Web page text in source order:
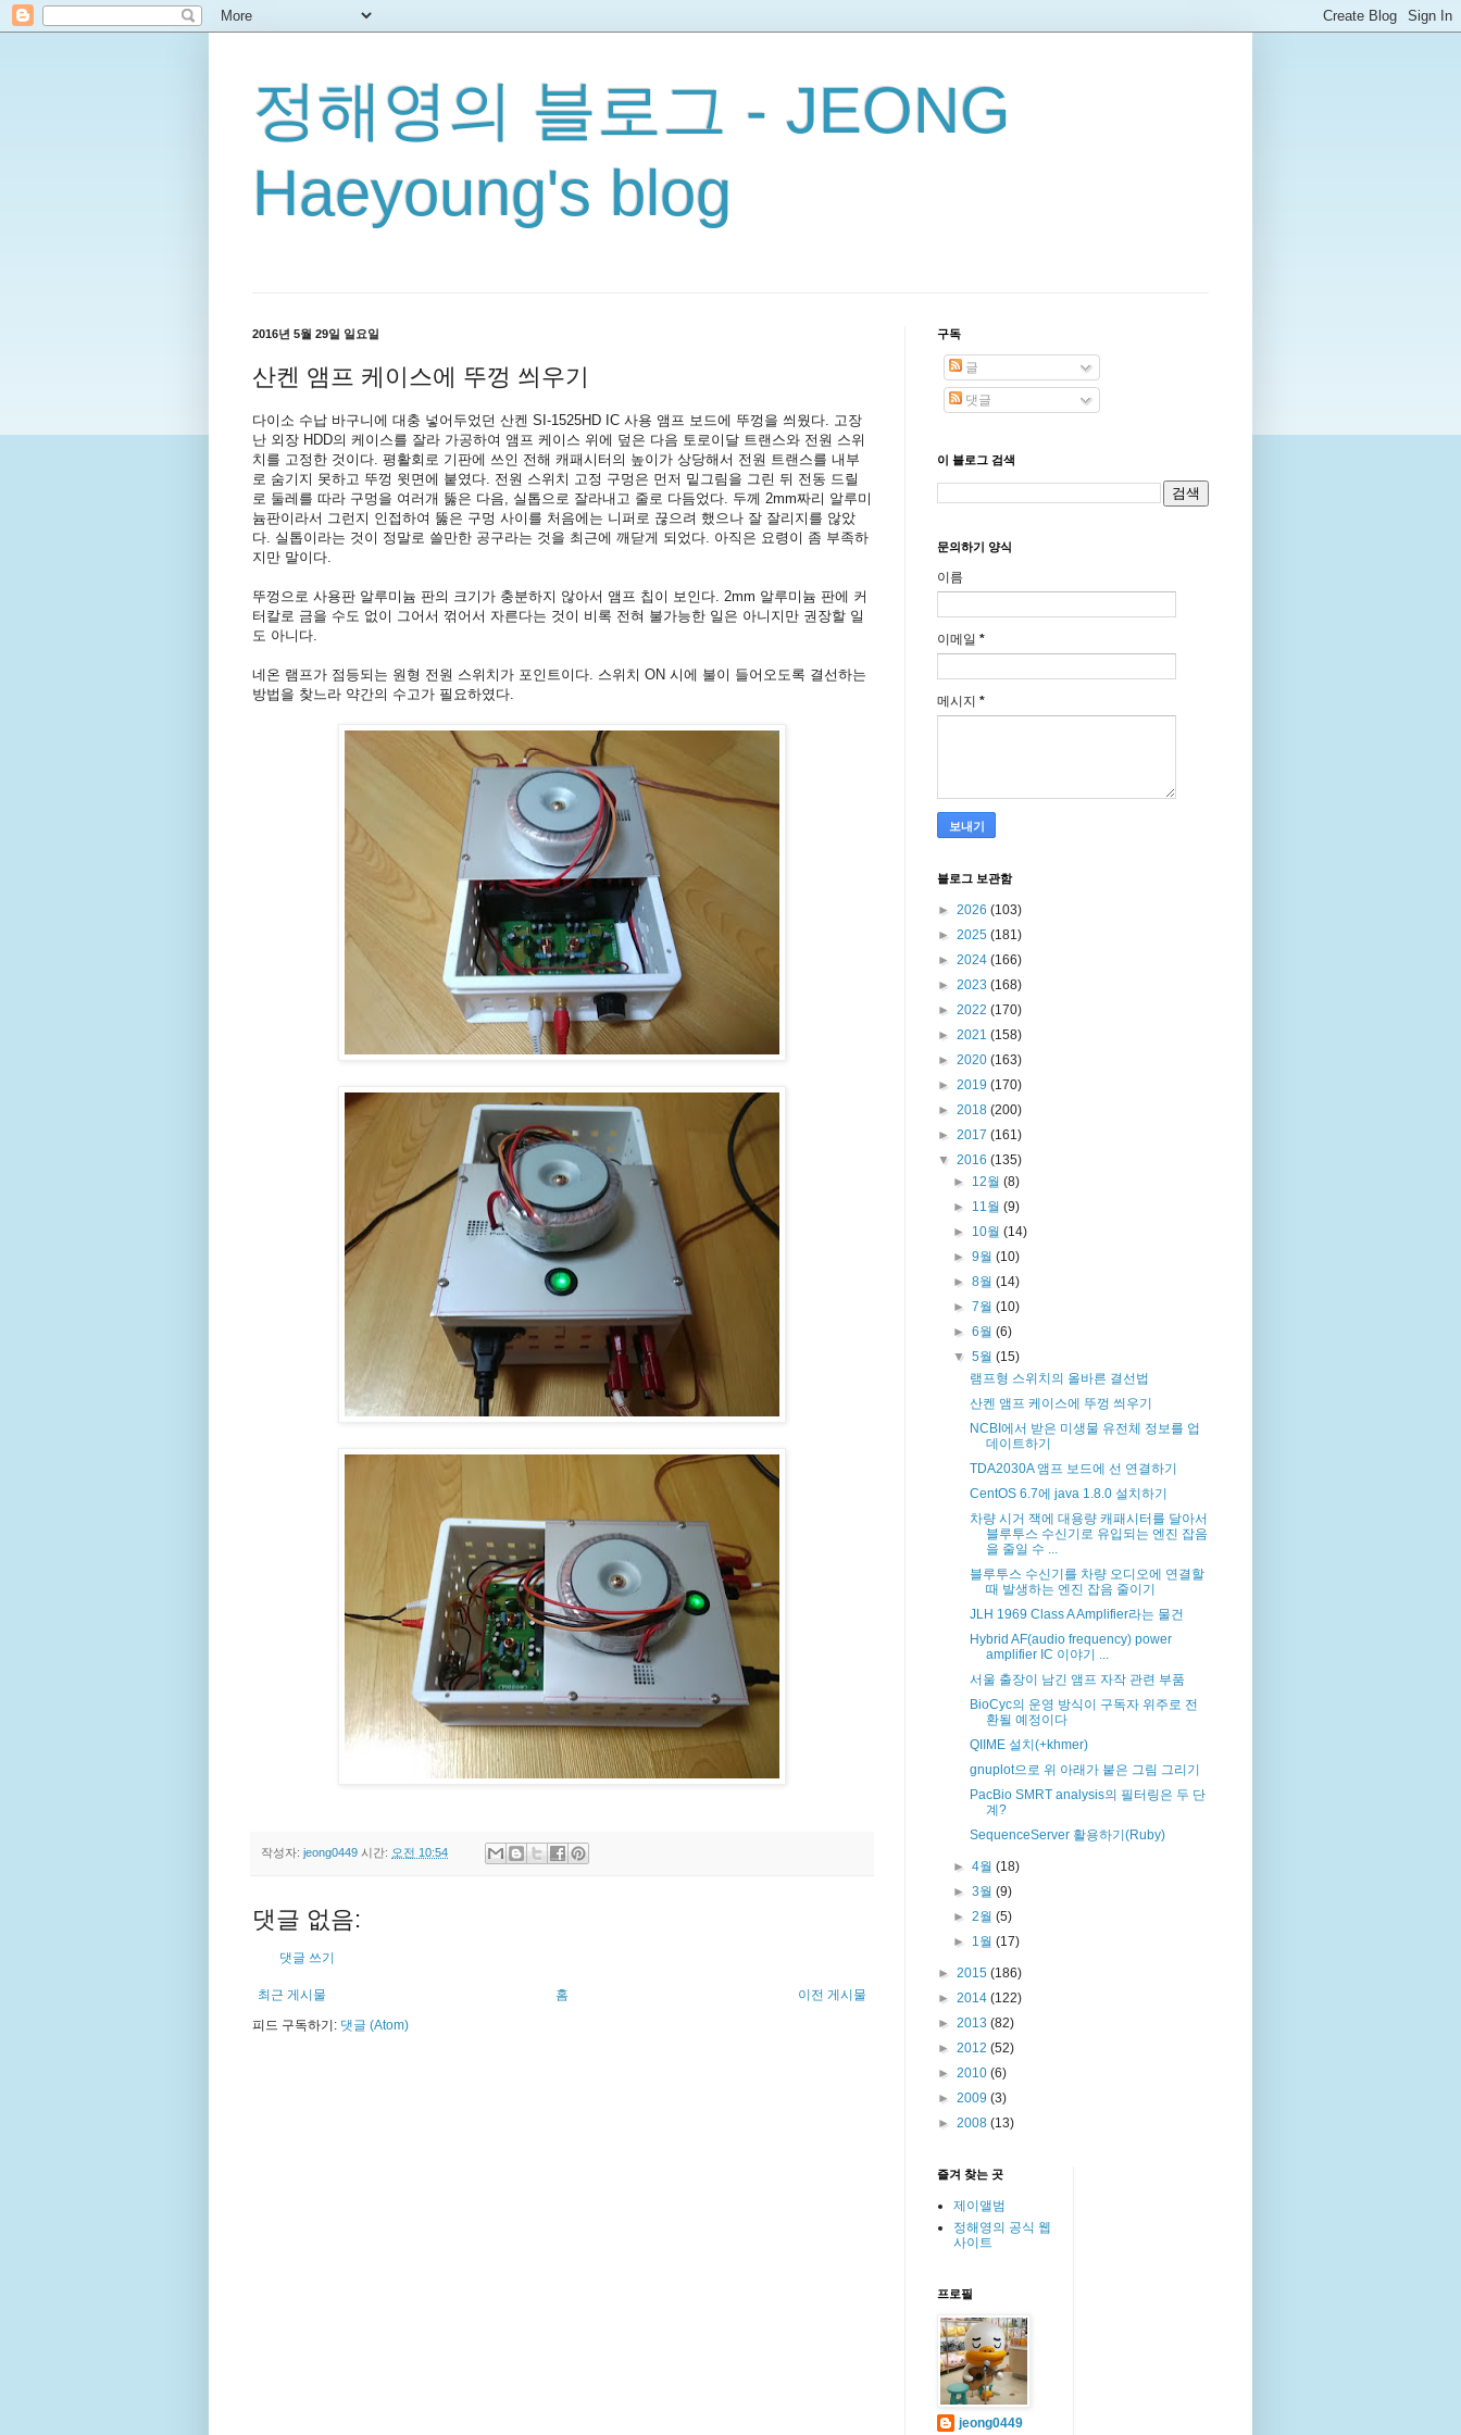
정해영의 블로그 - JEONG
Haeyoung's blog
2016년 5월 29일 일요일
산켄 앰프 케이스에 뚜껑 씌우기
다이소 수납 바구니에 대충 넣어두었던 산켄 SI-1525HD IC 사용 앰프 보드에 뚜껑을 씌웠다. 고장
난 외장 HDD의 케이스를 잘라 가공하여 앰프 케이스 위에 덮은 다음 토로이달 트랜스와 전원 스위
치를 고정한 것이다. 평활회로 기판에 쓰인 전해 캐패시터의 높이가 상당해서 전원 트랜스를 내부
로 숨기지 못하고 뚜껑 윗면에 붙였다. 전원 스위치 고정 구멍은 먼저 밑그림을 그린 뒤 전동 드릴
로 둘레를 따라 구멍을 여러개 뚫은 다음, 실톱으로 잘라내고 줄로 다듬었다. 두께 2mm짜리 알루미
늄판이라서 그런지 인접하여 뚫은 구멍 사이를 처음에는 니퍼로 끊으려 했으나 잘 잘리지를 않았
다. 실톱이라는 것이 정말로 쓸만한 공구라는 것을 최근에 깨닫게 되었다. 아직은 요령이 좀 부족하
지만 말이다.
뚜껑으로 사용판 알루미늄 판의 크기가 충분하지 않아서 앰프 칩이 보인다. 2mm 알루미늄 판에 커
터칼로 금을 수도 없이 그어서 꺾어서 자른다는 것이 비록 전혀 불가능한 일은 아니지만 권장할 일
도 아니다.
네온 램프가 점등되는 원형 전원 스위치가 포인트이다. 스위치 ON 시에 불이 들어오도록 결선하는
방법을 찾느라 약간의 수고가 필요하였다.
작성자: jeong0449 시간: 오전 10:54
댓글 없음:
댓글 쓰기
최근 게시물 이전 게시물
홈
피드 구독하기: 댓글 (Atom)
구독
글
댓글
이 블로그 검색
문의하기 양식
이름
이메일 *
메시지 *
블로그 보관함
► 2026 (103)
► 2025 (181)
► 2024 (166)
► 2023 (168)
► 2022 (170)
► 2021 (158)
► 2020 (163)
► 2019 (170)
► 2018 (200)
► 2017 (161)
▼ 2016 (135)
► 12월(8)
► 11월(9)
► 10월(14)
►9월(10)
►8월(14)
►7월(10)
►6월(6)
▼5월(15)
램프형 스위치의 올바른 결선법
산켄 앰프 케이스에 뚜껑 씌우기
NCBI에서 받은 미생물 유전체 정보를 업
데이트하기
TDA2030A 앰프 보드에 선 연결하기
CentOS 6.7에 java 1.8.0 설치하기
차량 시거 잭에 대용량 캐패시터를 달아서
블루투스 수신기로 유입되는 엔진 잡음
을 줄일 수 ...
블루투스 수신기를 차량 오디오에 연결할
때 발생하는 엔진 잡음 줄이기
JLH 1969 Class A Amplifier라는 물건
Hybrid AF(audio frequency) power
amplifier IC 이야기 ...
서울 출장이 남긴 앰프 자작 관련 부품
BioCyc의 운영 방식이 구독자 위주로 전
환될 예정이다
QIIME 설치(+khmer)
gnuplot으로 위 아래가 붙은 그림 그리기
PacBio SMRT analysis의 필터링은 두 단
계?
SequenceServer 활용하기(Ruby)
►4월(18)
►3월(9)
►2월(5)
► 1월(17)
► 2015 (186)
► 2014 (122)
► 2013 (82)
► 2012 (52)
► 2010 (6)
► 2009 (3)
► 2008 (13)
즐겨 찾는 곳
제이앨범
정해영의 공식 웹
사이트
프로필
jeong0449